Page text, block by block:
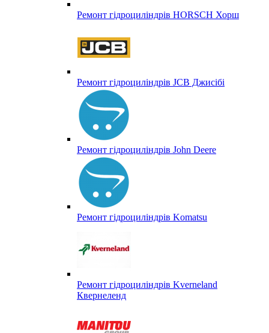
Ремонт гідроциліндрів HORSCH Хорш
Ремонт гідроциліндрів JCB Джисібі
Ремонт гідроциліндрів John Deere
Ремонт гідроциліндрів Komatsu
Ремонт гідроциліндрів Kverneland
Квернеленд